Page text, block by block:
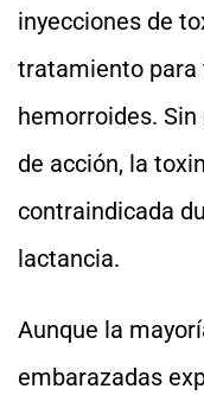
inyecciones de
tratamiento para
hemorroides.
de acción, la
contraindicada
lactancia.
Aunque la
embarazadas